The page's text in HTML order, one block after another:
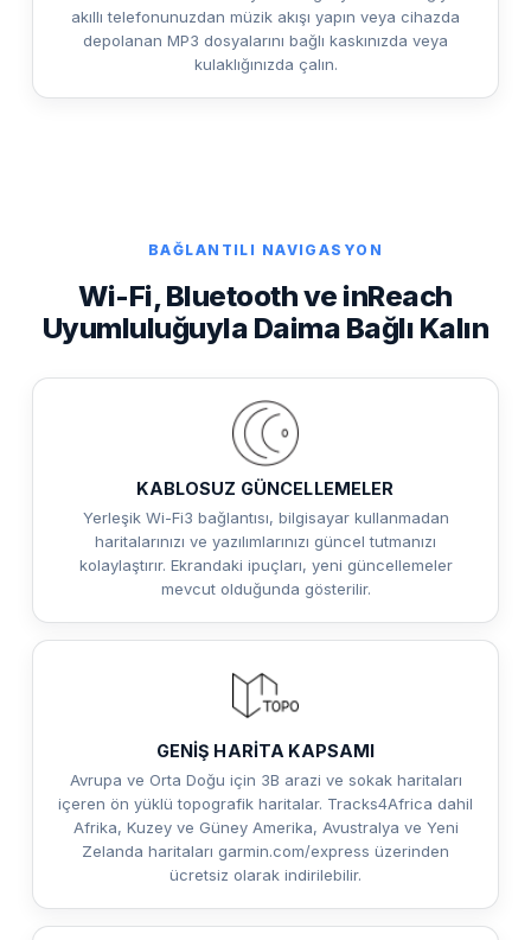
akıllı telefonunuzdan müzik akışı yapın veya cihazda
depolanan MP3 dosyalarını bağlı kaskınızda veya
kulaklığınızda çalın.
BAĞLANTILI NAVIGASYON
Wi-Fi, Bluetooth ve inReach
Uyumluluğuyla Daima Bağlı Kalın
KABLOSUZ GÜNCELLEMELER
Yerleşik Wi-Fi3 bağlantısı, bilgisayar kullanmadan
haritalarınızı ve yazılımlarınızı güncel tutmanızı
kolaylaştırır. Ekrandaki ipuçları, yeni güncellemeler
mevcut olduğunda gösterilir.
GENİŞ HARİTA KAPSAMI
Avrupa ve Orta Doğu için 3B arazi ve sokak haritaları
içeren ön yüklü topografik haritalar. Tracks4Africa dahil
Afrika, Kuzey ve Güney Amerika, Avustralya ve Yeni
Zelanda haritaları garmin.com/express üzerinden
ücretsiz olarak indirilebilir.